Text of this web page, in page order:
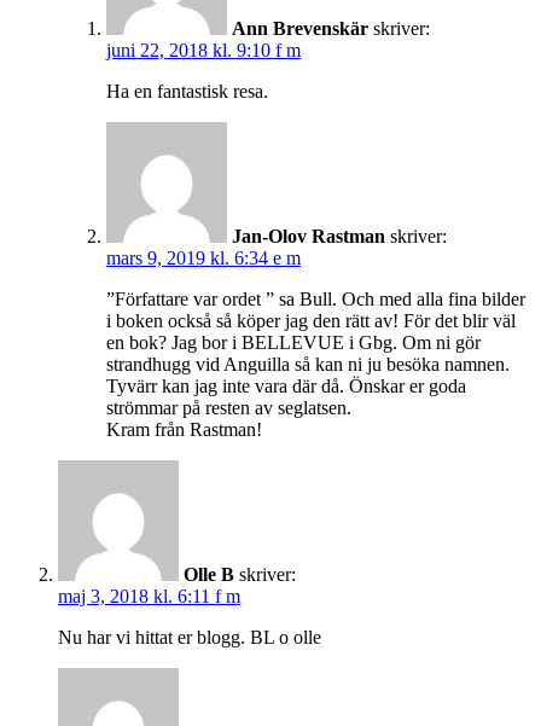
Ann Brevenskär skriver:
juni 22, 2018 kl. 9:10 f m
Ha en fantastisk resa.
Jan-Olov Rastman skriver:
mars 9, 2019 kl. 6:34 e m
”Författare var ordet ” sa Bull. Och med alla fina bilder
i boken också så köper jag den rätt av! För det blir väl
en bok? Jag bor i BELLEVUE i Gbg. Om ni gör
strandhugg vid Anguilla så kan ni ju besöka namnen.
Tyvärr kan jag inte vara där då. Önskar er goda
strömmar på resten av seglatsen.
Kram från Rastman!
Olle B skriver:
maj 3, 2018 kl. 6:11 f m
Nu har vi hittat er blogg. BL o olle